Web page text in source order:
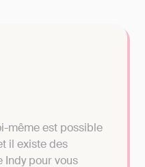
même est possible
il existe des
Indy pour vous